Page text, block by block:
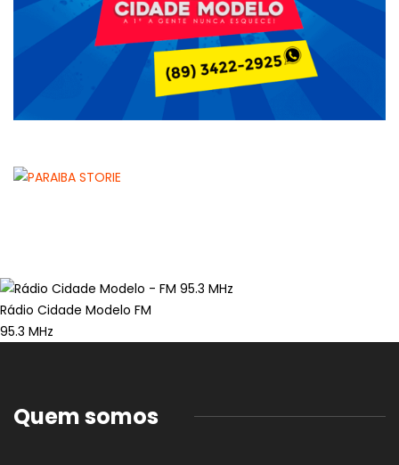
Rádio Cidade Modelo FM
95.3 MHz
Quem somos